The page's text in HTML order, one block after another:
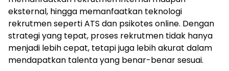
eksternal, hingga memanfaatkan teknologi
rekrutmen seperti ATS dan psikotes online. Dengan
strategi yang tepat, proses rekrutmen tidak hanya
menjadi lebih cepat, tetapi juga lebih akurat dalam
mendapatkan talenta yang benar-benar sesuai.